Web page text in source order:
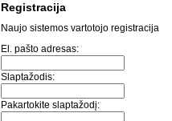
Registracija
Naujo sistemos vartotojo registracija
El. pašto adresas:
Slaptažodis:
Pakartokite slaptažodį: